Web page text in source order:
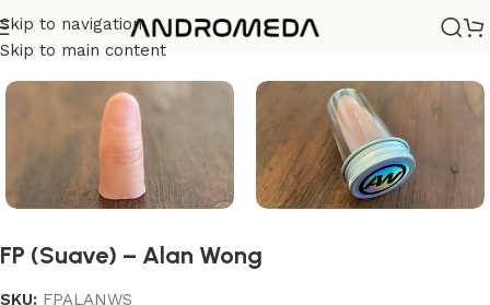
Skip to navigation
Skip to main content
Casa/ Magia
FP (Suave) – Alan Wong
SKU: FPALANWS